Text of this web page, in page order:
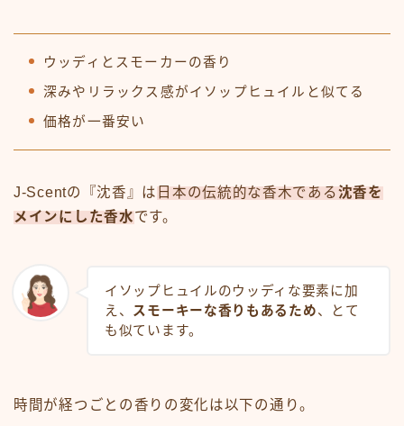
ウッディとスモーカーの香り
深みやリラックス感がイソップヒュイルと似てる
価格が一番安い
J-Scentの『沈香』は 日本の伝統的な香木である沈香を
メインにした香水です。
イソップヒュイルのウッディな要素に加
え、 スモーキーな香りもあるため、とて
も似ています。
時間が経つごとの香りの変化は以下の通り。